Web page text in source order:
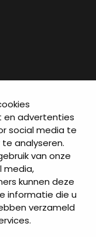
en advertenties
social media te
analyseren.
van onze
media,
kunnen deze
informatie die u
verzameld